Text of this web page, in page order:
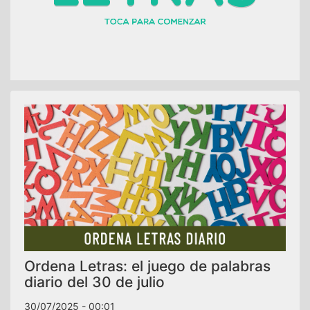
Ordena Letras: el juego de palabras
diario del 30 de julio
30/07/2025 - 00:01